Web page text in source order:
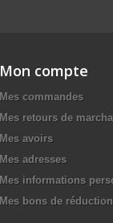
Mon compte
Mes commandes
Mes retours de
Mes avoirs
Mes adresses
Mes informations
Mes bons de réduction